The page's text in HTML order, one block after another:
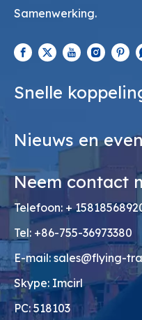
Samenwerking.
Snelle
Nieuws en
Neem contact
Telefoon: +
Tel: +86-755-36973380
E-mail: sales@flying-
Skype: Imcirl
PC: 518103